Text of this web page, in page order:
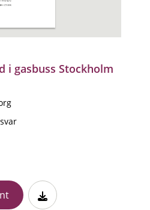
i gasbuss Stockholm